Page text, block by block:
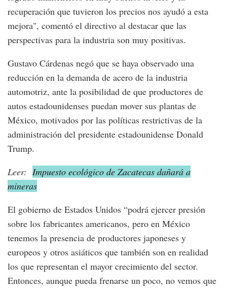
recuperación que tuvieron los precios nos ayudó a esta
mejora", comentó el directivo al destacar que las
perspectivas para la industria son muy positivas.
Gustavo Cárdenas negó que se haya observado una
reducción en la demanda de acero de la industria
automotriz, ante la posibilidad de que productores de
autos estadounidenses puedan mover sus plantas de
México, motivados por las políticas restrictivas de la
administración del presidente estadounidense Donald
Trump.
Leer: Impuesto ecológico de Zacatecas dañará a
mineras
El gobierno de Estados Unidos “podrá ejercer presión
sobre los fabricantes americanos, pero en México
tenemos la presencia de productores japoneses y
europeos y otros asiáticos que también son en realidad
los que representan el mayor crecimiento del sector.
Entonces, aunque pueda frenarse un poco, no vemos que